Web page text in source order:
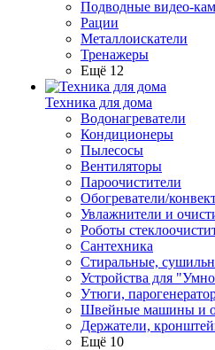
Подводные видео-
Рации
Металлоискатели
Тренажеры
Ещё 12
Техника для дома
Водонагреватели
Кондиционеры
Пылесосы
Вентиляторы
Пароочистители
Обогреватели/
Увлажнители и
Роботы
Сантехника
Стиральные,
Устройства для
Утюги,
Швейные машины и
Держатели,
Ещё 10